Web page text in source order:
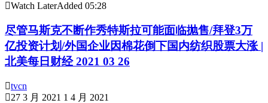
Watch LaterAdded 05:28
尽管马斯克不断作秀特斯拉可能面临抛售/拜登3万
亿投资计划/外国企业因棉花倒下国内纺织股票大涨 |
北美每日财经 2021 03 26
tvcn
27 3 月 2021 1 4 月 2021